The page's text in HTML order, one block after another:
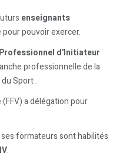
enseignants
pouvoir exercer.
d'Initiateur
professionnelle de la
Sport .
a délégation pour
formateurs sont habilités
.